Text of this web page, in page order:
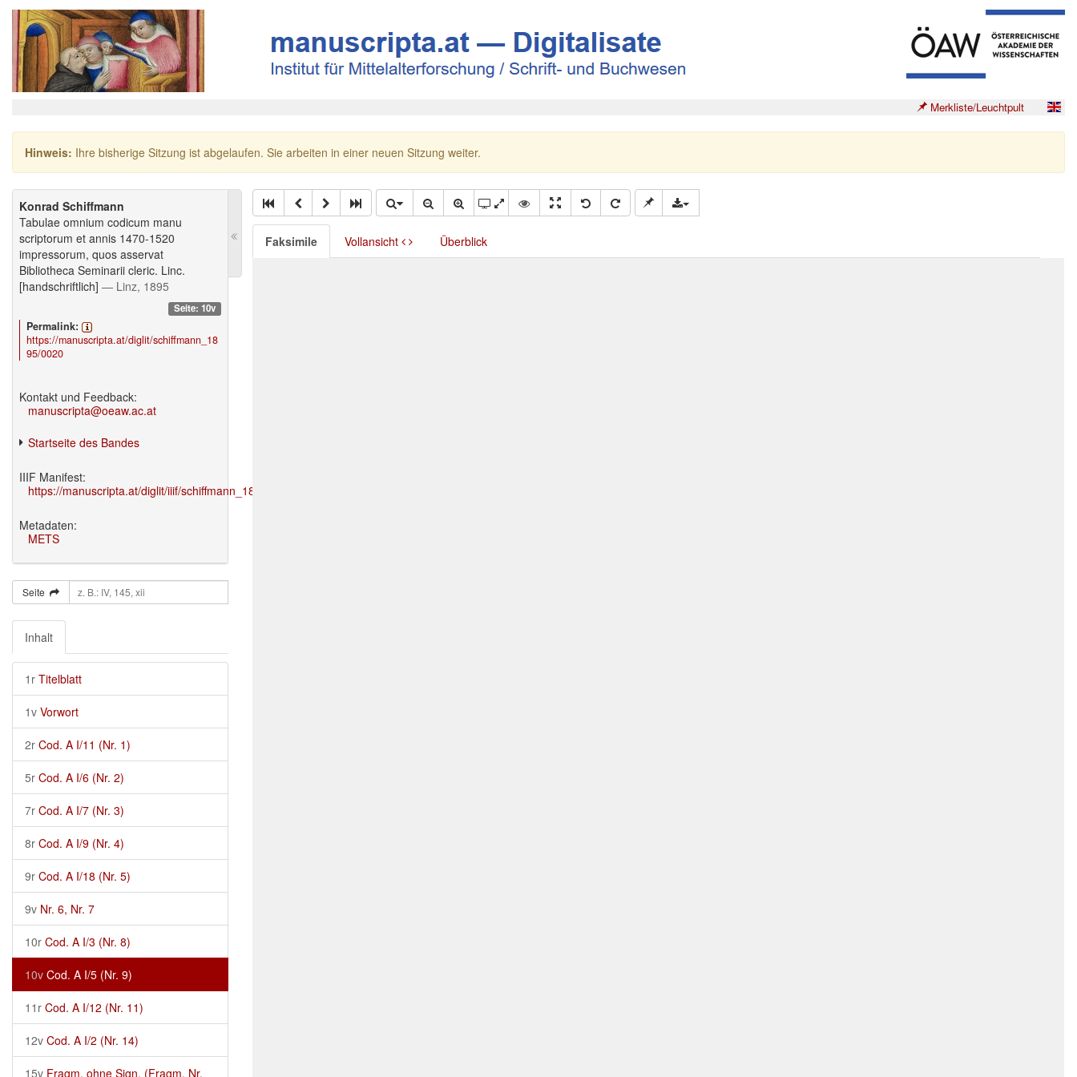
Merkliste/Leuchtpult
Hinweis: Ihre bisherige Sitzung ist abgelaufen. Sie arbeiten in einer neuen Sitzung weiter.
Konrad Schiffmann
Tabulae omnium codicum manu
scriptorum et annis 1470-1520
impressorum, quos asservat
Bibliotheca Seminarii cleric. Linc.
[handschriftlich] — Linz, 1895
Seite: 10v
Permalink:
https://manuscripta.at/diglit/schiffmann_18
95/0020
Kontakt und Feedback:
manuscripta@oeaw.ac.at
Startseite des Bandes
IIIF Manifest:
https://manuscripta.at/diglit/iiif/schiffmann_1895/manifest.json
Metadaten:
METS
Seite
Inhalt
1r Titelblatt
1v Vorwort
2r Cod. A I/11 (Nr. 1)
5r Cod. A I/6 (Nr. 2)
7r Cod. A I/7 (Nr. 3)
8r Cod. A I/9 (Nr. 4)
9r Cod. A I/18 (Nr. 5)
9v Nr. 6, Nr. 7
10r Cod. A I/3 (Nr. 8)
10v Cod. A I/5 (Nr. 9)
11r Cod. A I/12 (Nr. 11)
12v Cod. A I/2 (Nr. 14)
15v Fragm. ohne Sign. (Fragm. Nr.
Faksimile Vollansicht Überblick